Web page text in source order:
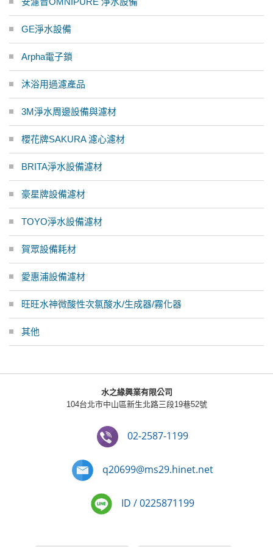
GE淨水設備
Arpha電子鎖
沐浴用過濾產品
3M淨水周邊設備與濾材
櫻花牌SAKURA 濾心濾材
BRITA淨水設備濾材
豪星牌設備濾材
TOYO淨水設備濾材
賀眾設備耗材
愛惠浦設備濾材
旺旺水神微酸性次氯酸水/生成器/霧化器
其他
水之緣興業有限公司
104台北市中山區新生北路三段19巷52號
02-2587-1199
q20699@ms29.hinet.net
ID / 0225871199